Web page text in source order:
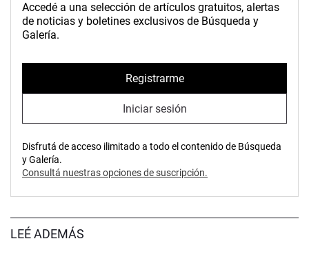
Accedé a una selección de artículos gratuitos, alertas
de noticias y boletines exclusivos de Búsqueda y
Galería.
Registrarme
Iniciar sesión
Disfrutá de acceso ilimitado a todo el contenido de Búsqueda
y Galería.
Consultá nuestras opciones de suscripción.
LEÉ ADEMÁS